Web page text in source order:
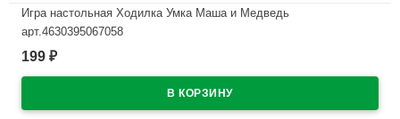
Игра настольная Ходилка Умка Маша и Медведь
арт.4630395067058
В наличии
199 ₽